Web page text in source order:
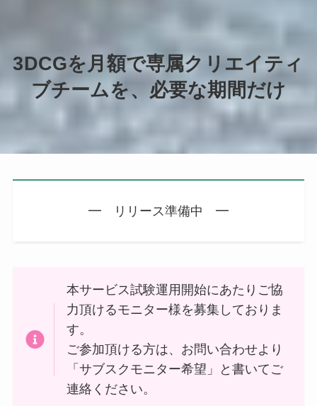
3DCGを月額で専属クリエイティ
ブチームを、必要な期間だけ
━ リリース準備中 ━
本サービス試験運用開始にあたりご協
力頂けるモニター様を募集しておりま
す。
ご参加頂ける方は、お問い合わせより
「サブスクモニター希望」と書いてご
連絡ください。